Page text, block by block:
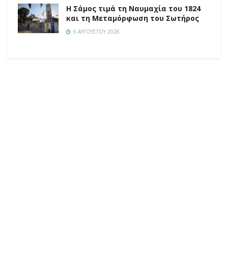
Η Σάμος τιμά τη Ναυμαχία του 1824
και τη Μεταμόρφωση του Σωτήρος
6 ΑΥΓΟΎΣΤΟΥ 2026